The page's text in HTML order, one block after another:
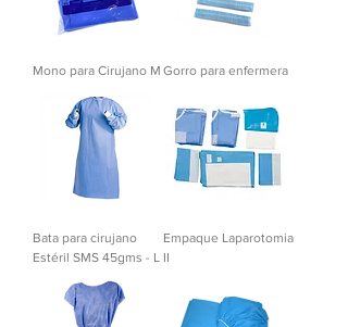
Mono para Cirujano M Gorro para enfermera
Bata para cirujano
Estéril SMS 45gms - L
Empaque Laparotomia
II